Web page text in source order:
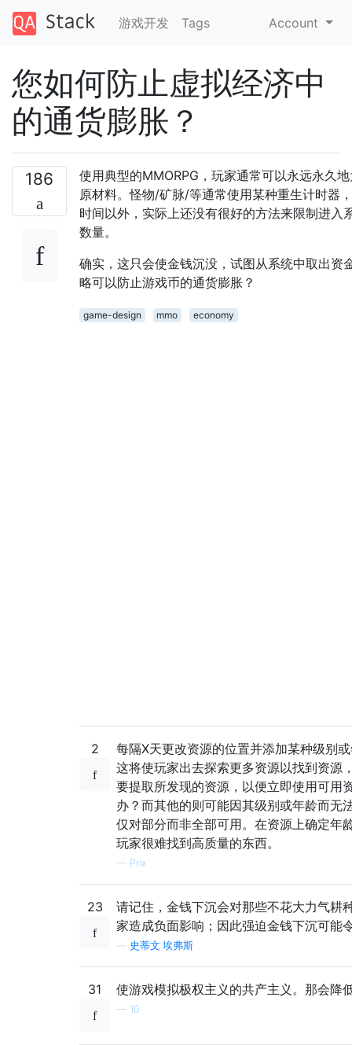
游戏开发 Tags Account
您如何防止虚拟经济中
的通货膨胀？
186
使用典型的MMORPG，玩家通常可以永远永久
原材料。怪物/矿脉/等通常使用某种重生计时器
时间以外，实际上还没有很好的方法来限制进入
数量。
确实，这只会使金钱沉没，试图从系统中取出资
略可以防止游戏币的通货膨胀？
game-design mmo economy
2
每隔X天更改资源的位置并添加某种级别
这将使玩家出去探索更多资源以找到资源
要提取所发现的资源，以便立即使用可用
办？而其他的则可能因其级别或年龄而无
仅对部分而非全部可用。在资源上确定年
玩家很难找到高质量的东西。
— Prix
23
请记住，金钱下沉会对那些不花大力气耕
家造成负面影响；因此强迫金钱下沉可能
史蒂文·埃弗斯
31 使游戏模拟极权主义的共产主义。那会降
— 10